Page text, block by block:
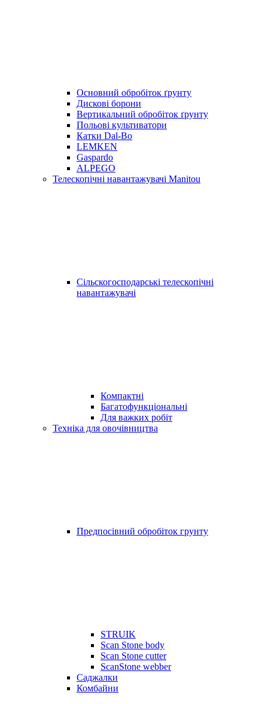
Основний обробіток ґрунту
Дискові борони
Вертикальний обробіток ґрунту
Польові культиватори
Катки Dal-Bo
LEMKEN
Gaspardo
ALPEGO
Телескопічні навантажувачі Manitou
Сільскогосподарські телескопічні
навантажувачі
Компактні
Багатофункціональні
Для важких робіт
Техніка для овочівництва
Предпосівний обробіток грунту
STRUIK
Scan Stone body
Scan Stone cutter
ScanStone webber
Саджалки
Комбайни